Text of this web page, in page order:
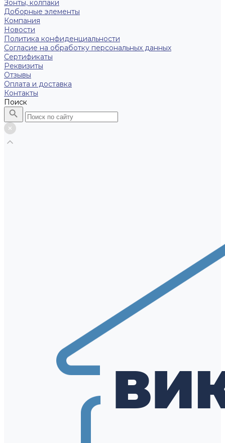
Зонты, колпаки
Доборные элементы
Компания
Новости
Политика конфиденциальности
Согласие на обработку персональных данных
Сертификаты
Реквизиты
Отзывы
Оплата и доставка
Контакты
Поиск